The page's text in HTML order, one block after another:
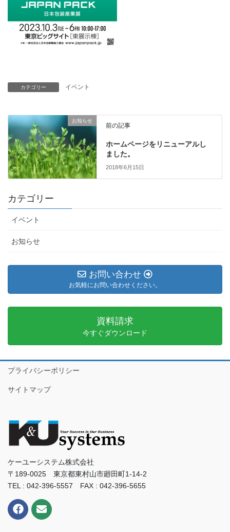
カテゴリー イベント
お知らせ
前の記事
ホームページをリニューアルし
ました。
2018年6月15日
カテゴリー
イベント
お知らせ
お問い合わせ
お気軽にお問い合わせください。
資料請求
今すぐダウンロード
プライバシーポリシー
サイトマップ
ケーユーシステム株式会社
〒189-0025 東京都東村山市廻田町1-14-2
TEL : 042-396-5557 FAX : 042-396-5655